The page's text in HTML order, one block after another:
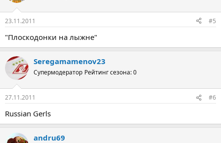
23.11.2011 #5
"Плоскодонки на лыжне"
Seregamamenov23
Супермодератор Рейтинг сезона: 0
27.11.2011 #6
Russian Gerls
andru69